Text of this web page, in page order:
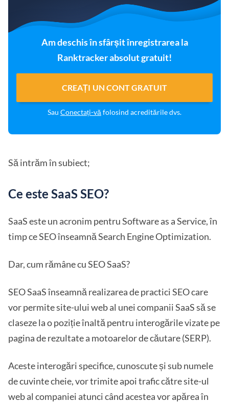
Am deschis în sfârșit înregistrarea la
Ranktracker absolut gratuit!
CREAȚI UN CONT GRATUIT
Sau Conectați-vă folosind acreditările dvs.
Să intrăm în subiect;
Ce este SaaS SEO?
SaaS este un acronim pentru Software as a Service, în
timp ce SEO înseamnă Search Engine Optimization.
Dar, cum rămâne cu SEO SaaS?
SEO SaaS înseamnă realizarea de practici SEO care
vor permite site-ului web al unei companii SaaS să se
claseze la o poziție înaltă pentru interogările vizate pe
pagina de rezultate a motoarelor de căutare (SERP).
Aceste interogări specifice, cunoscute și sub numele
de cuvinte cheie, vor trimite apoi trafic către site-ul
web al companiei atunci când acestea vor apărea în